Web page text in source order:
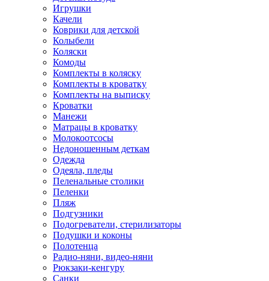
Игрушки
Качели
Коврики для детской
Колыбели
Коляски
Комоды
Комплекты в коляску
Комплекты в кроватку
Комплекты на выписку
Кроватки
Манежи
Матрацы в кроватку
Молокоотсосы
Недоношенным деткам
Одежда
Одеяла, пледы
Пеленальные столики
Пеленки
Пляж
Подгузники
Подогреватели, стерилизаторы
Подушки и коконы
Полотенца
Радио-няни, видео-няни
Рюкзаки-кенгуру
Санки